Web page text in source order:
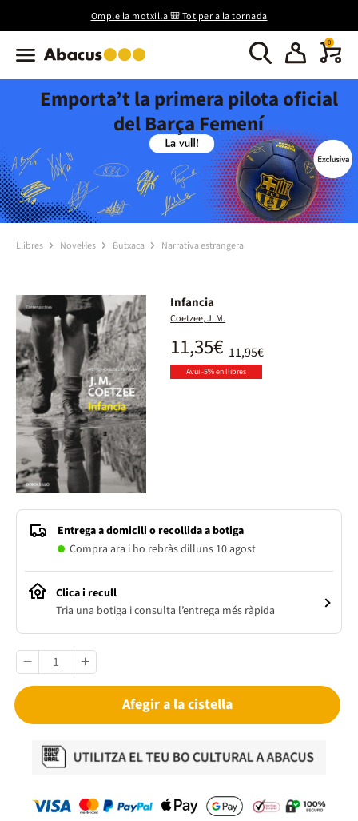
Omple la motxilla 🎒 Tot per a la tornada
0
Emporta’t la primera pilota oficial
del Barça Femení
Llibres Novel·les Butxaca Narrativa estrangera
Infancia
Coetzee, J. M.
11,95€
11,35€
Avui -5% en llibres
Entrega a domicili o recollida a botiga
Compra ara i ho rebràs dilluns 10 agost
Clica i recull
Tria una botiga i consulta l’entrega més ràpida
Afegir a la cistella